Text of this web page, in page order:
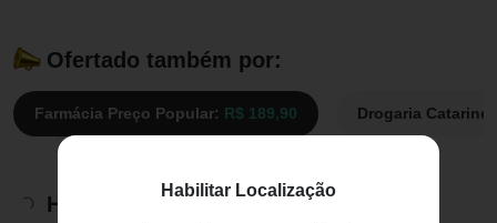
Habilitar Localização
Ofertado também por:
Farmácia Preço Popular: R$ 189,90 Drogaria
Histórico de preços